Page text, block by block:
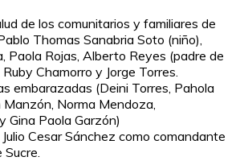
de los comunitarios y familiares de
Thomas Sanabria Soto (niño),
Paola Rojas, Alberto Reyes (padre de
Chamorro y Jorge Torres.
embarazadas (Deini Torres, Pahola
Norma Mendoza,
Gina Paola Garzón)
Cesar Sánchez como comandante